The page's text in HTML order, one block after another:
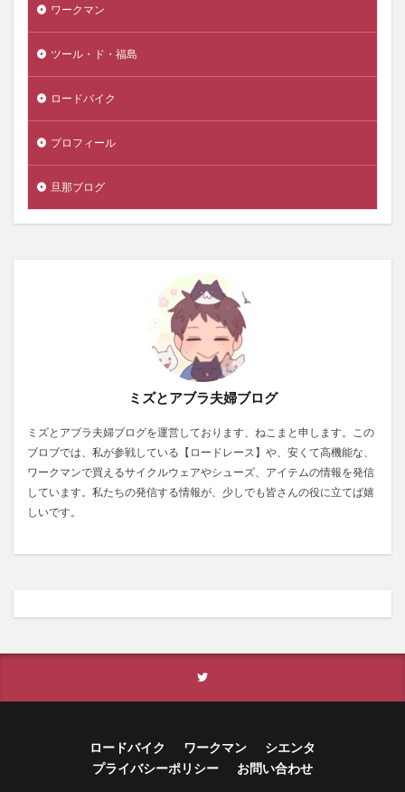
ワークマン
ツール・ド・福島
ロードバイク
プロフィール
旦那ブログ
ミズとアブラ夫婦ブログ
ミズとアブラ夫婦ブログを運営しております、ねこまと申します。この
ブロブでは、私が参戦している【ロードレース】や、安くて高機能な、
ワークマンで買えるサイクルウェアやシューズ、アイテムの情報を発信
しています。私たちの発信する情報が、少しでも皆さんの役に立てば嬉
しいです。
ロードバイク ワークマン
シエンタ
プライバシーポリシー
お問い合わせ